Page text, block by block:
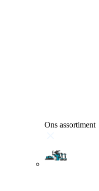
Ons assortiment